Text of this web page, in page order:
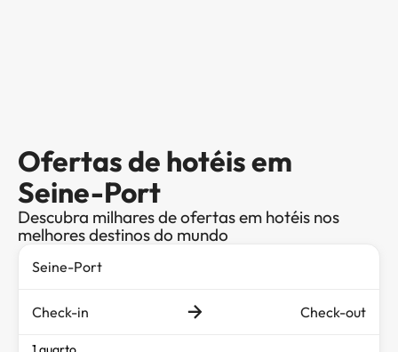
Ofertas de hotéis em
Seine-Port
Descubra milhares de ofertas em hotéis nos
melhores destinos do mundo
Check-in Check-out